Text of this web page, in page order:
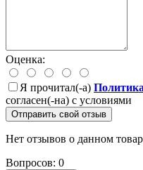
Оценка:
Я прочитал(-а)
согласен(-на) с условиями
Отправить свой отзыв
Нет отзывов о данном
Вопросов: 0